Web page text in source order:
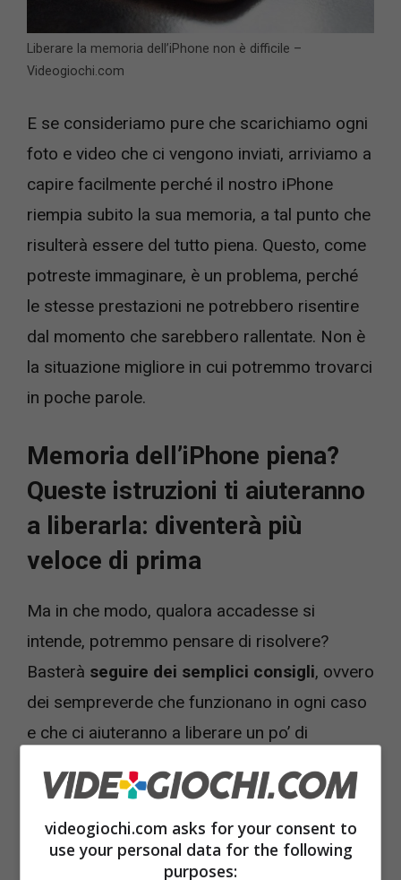
Liberare la memoria dell’iPhone non è difficile –
Videogiochi.com
E se consideriamo pure che scarichiamo ogni
foto e video che ci vengono inviati, arriviamo a
capire facilmente perché il nostro iPhone
riempia subito la sua memoria, a tal punto che
risulterà essere del tutto piena. Questo, come
potreste immaginare, è un problema, perché
le stesse prestazioni ne potrebbero risentire
dal momento che sarebbero rallentate. Non è
la situazione migliore in cui potremmo trovarci
in poche parole.
Memoria dell’iPhone piena?
Queste istruzioni ti aiuteranno
a liberarla: diventerà più
veloce di prima
Ma in che modo, qualora accadesse si
intende, potremmo pensare di risolvere?
Basterà seguire dei semplici consigli, ovvero
dei sempreverde che funzionano in ogni caso
e che ci aiuteranno a liberare un po’ di
ruberanno più di un minuto, dunque non
preoccupatevi: non perdere tempo. Tutto
quello che serve è avere una buona forza di
videogiochi.com asks for your consent to
use your personal data for the following
purposes: